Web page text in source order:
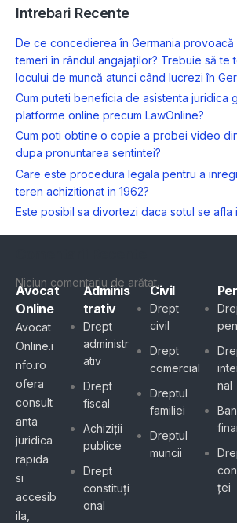
Intrebari Recente
De ce concedierea în Germania provoacă
temeri în rândul angajaților? Trebuie să te
locului de muncă atunci când lucrezi în
Cum puteti beneficia de asistenta juridica
platforme online precum LawOnline?
Cum poti obtine o copie a probei video
dupa pronuntarea sentintei?
Care este procedura legala pentru a
teren achizitionat in 1962?
Este posibil sa divortezi daca sotul se afla
Niciun comentariu de arătat.
Avocat
Online
Avocat
Online.i
nfo.ro
ofera
consult
anta
juridica
rapida
si
accesib
ila,
Adminis
trativ
Drept
administr
ativ
Drept
fiscal
Achiziții
publice
Drept
constituți
onal
Civil
Drept
civil
Drept
comercial
Dreptul
familiei
Dreptul
muncii
nal
ței